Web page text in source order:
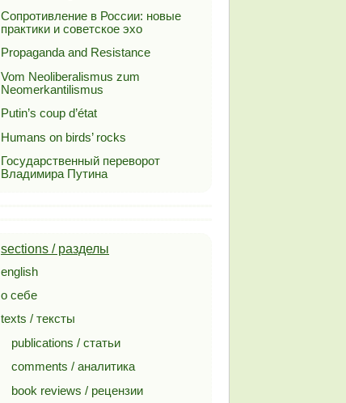
Сопротивление в России: новые
практики и советское эхо
Propaganda and Resistance
Vom Neoliberalismus zum
Neomerkantilismus
Putin’s coup d’état
Humans on birds’ rocks
Государственный переворот
Владимира Путина
sections / разделы
english
о себе
texts / тексты
publications / статьи
comments / аналитика
book reviews / рецензии